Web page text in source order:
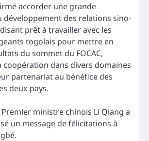
accorder une grande
développement des relations sino-
prêt à travailler avec les
togolais pour mettre en
du sommet du FOCAC,
dans divers domaines
partenariat au bénéfice des
deux pays.
ministre chinois Li Qiang a
un message de félicitations à